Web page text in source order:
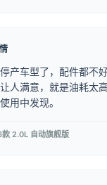
产车型了，配件都不
人满意，就是油耗太
用中发现。
2.0L 自动旗舰版